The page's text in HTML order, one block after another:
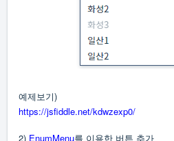
예제보기)
https://jsfiddle.net/kdwzexp0/
2) EnumMenu를 이용한 버튼 추가